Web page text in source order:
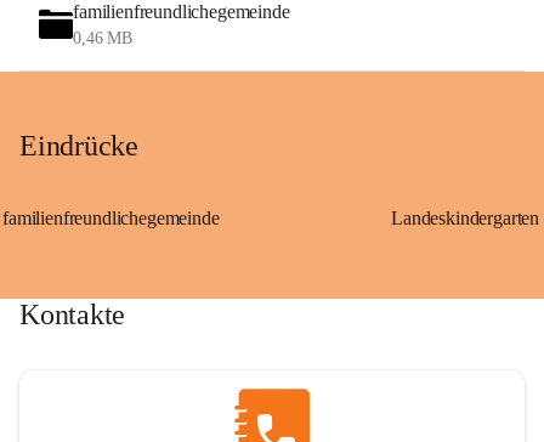
familienfreundlichegemeinde
0,46 MB
Eindrücke
familienfreundlichegemeinde
Kontakte